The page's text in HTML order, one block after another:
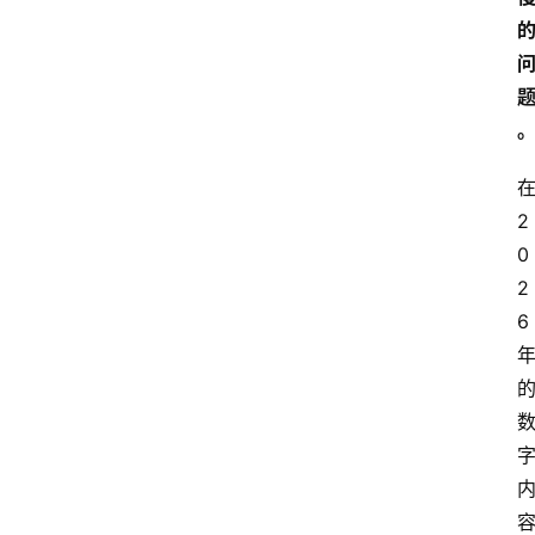
的
问
题
。
在
2
0
2
6
年
的
数
字
内
容